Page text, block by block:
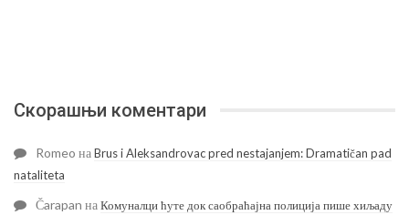
Скорашњи коментари
Romeo наBrus i Aleksandrovac pred nestajanjem: Dramatičan pad
nataliteta
Čarapan наКомуналци ћуте док саобраћајна полиција пише хиљаду